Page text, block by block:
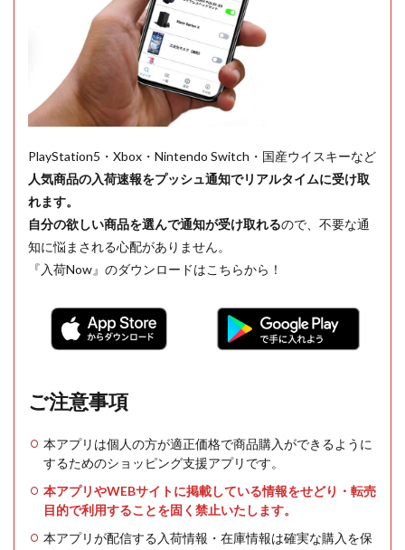
PlayStation5・Xbox・Nintendo Switch・国産ウイスキーなど
人気商品の入荷速報をプッシュ通知でリアルタイムに受け取
れます。
自分の欲しい商品を選んで通知が受け取れるので、不要な通
知に悩まされる心配がありません。
『入荷Now』のダウンロードはこちらから！
ご注意事項
本アプリは個人の方が適正価格で商品購入ができるように
するためのショッピング支援アプリです。
本アプリやWEBサイトに掲載している情報をせどり・転売
目的で利用することを固く禁止いたします。
本アプリが配信する入荷情報・在庫情報は確実な購入を保